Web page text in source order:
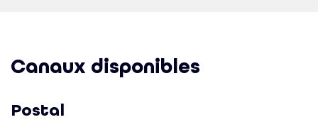
Canaux disponibles
Postal